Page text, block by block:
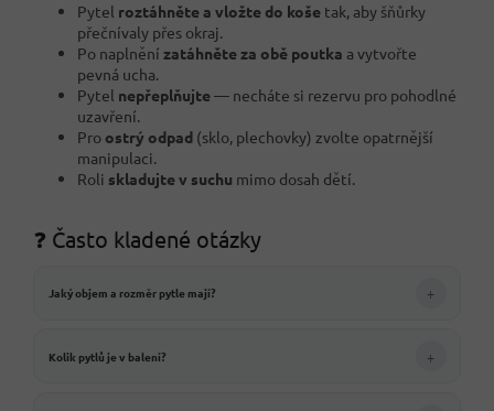
Pytel roztáhněte a vložte do koše tak, aby šňůrky
přečnívaly přes okraj.
Po naplnění zatáhněte za obě poutka a vytvořte
pevná ucha.
Pytel nepřeplňujte— necháte si rezervu pro pohodlné
uzavření.
Pro ostrý odpad (sklo, plechovky) zvolte opatrnější
manipulaci.
Roli skladujte v suchu mimo dosah dětí.
❓ Často kladené otázky
Jaký objem a rozměr pytle mají? +
Kolik pytlů je v balení? +